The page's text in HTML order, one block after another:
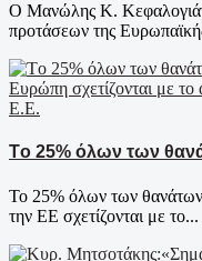
Ο Μανώλης Κ.
προτάσεων της
Ε.Ε.
Tο 25% όλων των
Το 25% όλων των
την ΕΕ σχετίζονται με το...